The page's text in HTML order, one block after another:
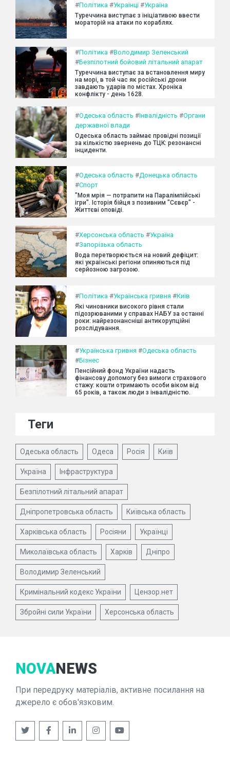
#Політика #Українці #Україна
Туреччина виступає з ініціативою ввести
мораторій на атаки по кораблях.
#Політика #Володимир Зеленський
#Безпілотний бойовий літальний апарат
Туреччина виступає за встановлення миру
на морі, в той час як російські дрони
завдають ударів по містах. Хроніка
конфлікту - день 1628.
#Одеська область #Інвалідність #Органи
державної влади
Одеська область займає провідні позиції
за кількістю звернень до ТЦК: резонансні
інциденти.
#Одеська область #Донецька область
#Спорт
"Моя мрія — потрапити на Паралімпійські
ігри". Історія бійця з позивним "Сєвєр" -
Життєві оповіді.
#Херсонська область #Україна
#Запорізька область
Вода перетворюється на новий дефіцит:
які українські регіони опиняються під
серйозною загрозою.
#Політика #Українська гривня #Київ
Які чиновники високого рівня стали
підозрюваними у справах НАБУ за останні
роки: найрезонансніші антикорупційні
розслідування.
#Українська гривня #Одеська область
#Бізнес
Пенсійний фонд України надасть
фінансову допомогу без вимоги страхового
стажу: кошти отримають особи віком від
65 років, а також люди з інвалідністю.
Теги
Одеська область Одеса Росія Київ
Україна Інфраструктура
Безпілотний літальний апарат
Дніпропетровська область Київська область
Харківська область Росіяни Українці
Миколаївська область Харків Дніпро
Володимир Зеленський
Кримінальний кодекс України Цензор.нет
Збройні сили України Херсонська область
NOVANEWS
При передруку матеріалів, активне посилання на
джерело є обов'язковим.